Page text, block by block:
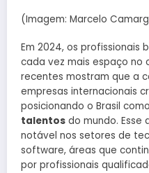
(Imagem: Marcelo
Em 2024, os profissionais
cada vez mais espaço no
recentes mostram que a
empresas internacionais
posicionando o Brasil
talentos do mundo. Esse
notável nos setores de
software, áreas que
por profissionais